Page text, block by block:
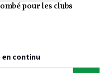
pour les clubs
continu